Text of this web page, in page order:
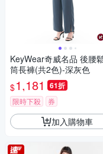
KeyWear奇威名品 後腰
筒長褲(共2色)-深灰色
$1,181 61折
限時下殺 券
加入購物車